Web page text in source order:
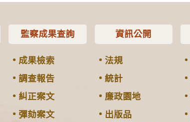
監察成果查詢
成果檢索
調查報告
糾正案文
彈劾案文
資訊公開
法規
統計
廉政園地
出版品